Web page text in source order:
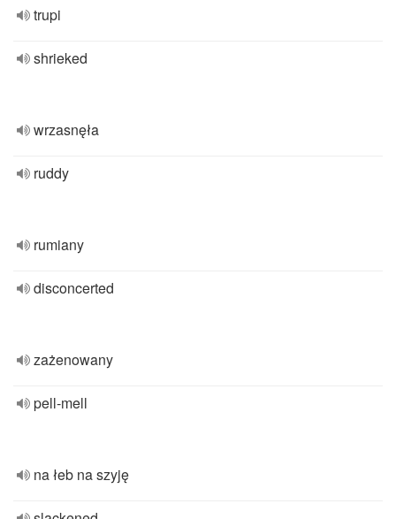
trupi
shrieked
wrzasnęła
ruddy
rumiany
disconcerted
zażenowany
pell-mell
na łeb na szyję